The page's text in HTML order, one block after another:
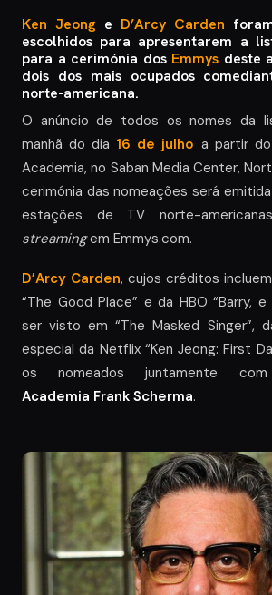
Ken Jeong e D’Arcy Carden
escolhidos para apresentarem a
para a cerimónia dos Emmys deste
dois dos mais ocupados
norte-americana.
O anúncio de todos os nomes da
manhã do dia 16 de julho a partir
Academia, no Saban Media Center,
cerimónia das nomeações será
estações de TV norte-
streamingem Emmys.com.
D’Arcy Carden, cujos créditos
“The Good Place” e da HBO “Barry, e
ser visto em “The Masked Singer”,
especial da Netflix “Ken Jeong: First
os nomeados juntamente
Academia Frank Scherma.